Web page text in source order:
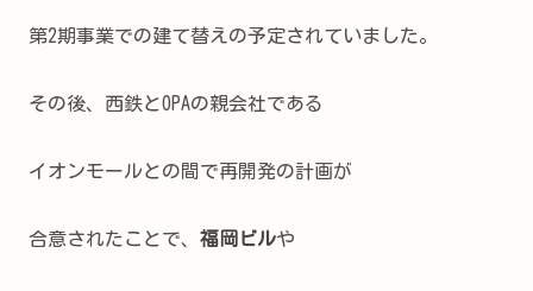
第2期事業での建て替えの予定されていました。
その後、西鉄とOPAの親会社である
イオンモールとの間で再開発の計画が
合意されたことで、 福岡ビルや